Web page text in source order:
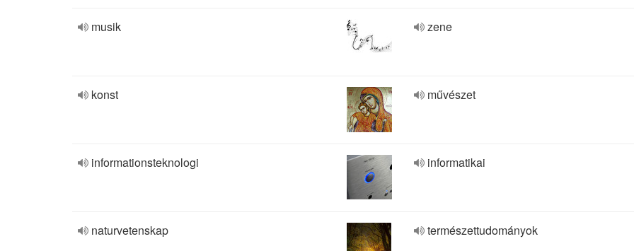
musik zene
konst művészet
informationsteknologi informatikai
naturvetenskap természettudományok